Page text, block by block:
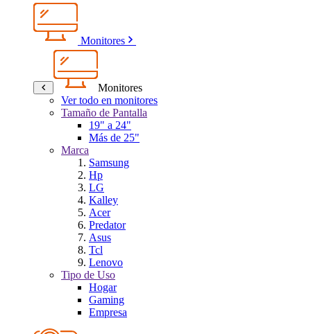
Monitores
Monitores
Ver todo en monitores
Tamaño de Pantalla
19" a 24"
Más de 25"
Marca
Samsung
Hp
LG
Kalley
Acer
Predator
Asus
Tcl
Lenovo
Tipo de Uso
Hogar
Gaming
Empresa